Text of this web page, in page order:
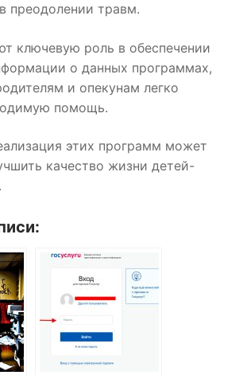
преодолении травм.
ключевую роль в обеспечении
о данных программах,
и опекунам легко
помощь.
этих программ может
качество жизни детей-